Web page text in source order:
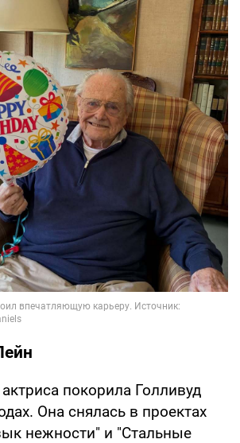
покорила Голливуд
Она снялась в проектах
нежности" и "Стальные